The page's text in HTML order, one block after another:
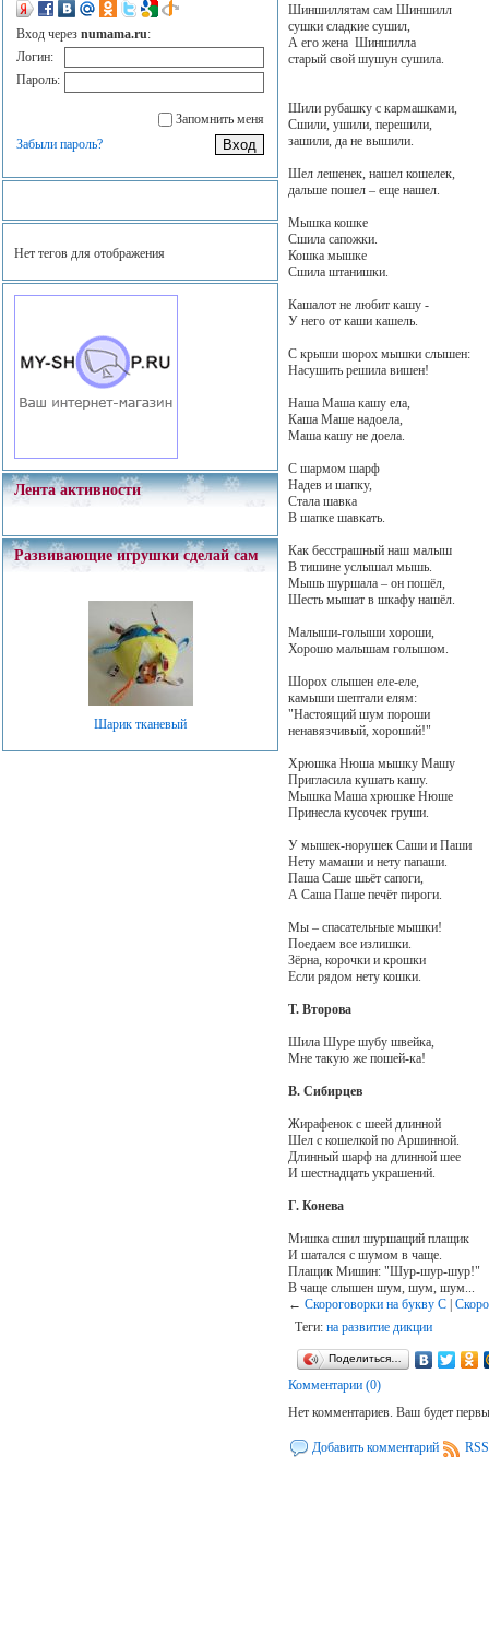
Вход через numama.ru:
Логин:
Пароль:
Запомнить меня
Забыли пароль?
Нет тегов для отображения
Лента активности
Развивающие игрушки сделай сам
Шарик тканевый
Шиншиллятам сам Шиншилл
сушки сладкие сушил,
А его жена Шиншилла
старый свой шушун сушила.
Шили рубашку с кармашками,
Сшили, ушили, перешили,
зашили, да не вышили.
Шел лешенек, нашел кошелек,
дальше пошел – еще нашел.
Мышка кошке
Сшила сапожки.
Кошка мышке
Сшила штанишки.
Кашалот не любит кашу -
У него от каши кашель.
С крыши шорох мышки слышен:
Насушить решила вишен!
Наша Маша кашу ела,
Каша Маше надоела,
Маша кашу не доела.
С шармом шарф
Надев и шапку,
Стала шавка
В шапке шавкать.
Как бесстрашный наш малыш
В тишине услышал мышь.
Мышь шуршала – он пошёл,
Шесть мышат в шкафу нашёл.
Малыши-голыши хороши,
Хорошо малышам голышом.
Шорох слышен еле-еле,
камыши шептали елям:
"Настоящий шум пороши
ненавязчивый, хороший!"
Хрюшка Нюша мышку Машу
Пригласила кушать кашу.
Мышка Маша хрюшке Нюше
Принесла кусочек груши.
У мышек-норушек Саши и Паши
Нету мамаши и нету папаши.
Паша Саше шьёт сапоги,
А Саша Паше печёт пироги.
Мы – спасательные мышки!
Поедаем все излишки.
Зёрна, корочки и крошки
Если рядом нету кошки.
Т. Второва
Шила Шуре шубу швейка,
Мне такую же пошей-ка!
В. Сибирцев
Жирафенок с шеей длинной
Шел с кошелкой по Аршинной.
Длинный шарф на длинной шее
И шестнадцать украшений.
Г. Конева
Мишка сшил шуршащий плащик
И шатался с шумом в чаще.
Плащик Мишин: "Шур-шур-шур!"
В чаще слышен шум, шум, шум...
← Скороговорки на букву С|
Теги: на развитие дикции
Поделиться…
Комментарии (0)
Нет комментариев. Ваш будет
Добавить комментарий